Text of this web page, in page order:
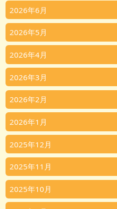
2026年6月
2026年5月
2026年4月
2026年3月
2026年2月
2026年1月
2025年12月
2025年11月
2025年10月